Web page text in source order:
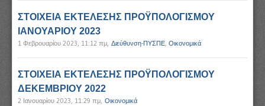
ΣΤΟΙΧΕΙΑ ΕΚΤΕΛΕΣΗΣ ΠΡΟΫΠΟΛΟΓΙΣΜΟΥ
ΙΑΝΟΥΑΡΙΟΥ 2023
1 Φεβρουαρίου 2023, 11:12 πμ, Διεύθυνση-ΠΥΣΠΕ, Οικονομικά
ΣΤΟΙΧΕΙΑ ΕΚΤΕΛΕΣΗΣ ΠΡΟΫΠΟΛΟΓΙΣΜΟΥ
ΔΕΚΕΜΒΡΙΟΥ 2022
2 Ιανουαρίου 2023, 11:29 πμ, Οικονομικά